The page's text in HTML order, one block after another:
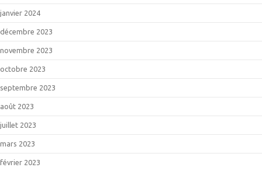
janvier 2024
décembre 2023
novembre 2023
octobre 2023
septembre 2023
août 2023
juillet 2023
mars 2023
février 2023